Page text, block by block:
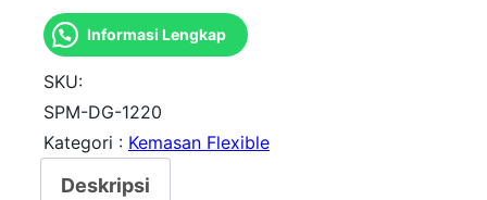
a
n
t
i
t
Informasi Lengkap
SKU:
SPM-DG-1220
Kategori : Kemasan Flexible
Deskripsi